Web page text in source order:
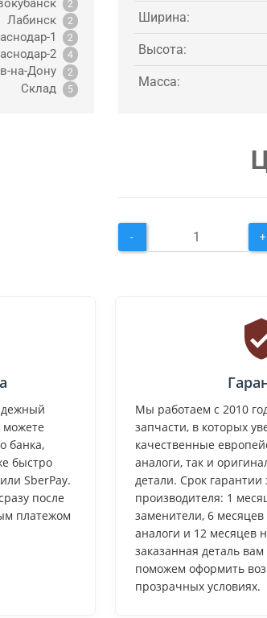
2
Лабинск 2
1 2
2 4
на-Дону 2
Склад 5
Ширина:
Высота:
Масса:
- +
банка,
быстро
SberPay.
после
платежом
Мы работаем с 2010
запчасти, в которых
качественные
аналоги, так и
детали. Срок гарантии
производителя: 1
заменители, 6
аналоги и 12 месяцев
заказанная деталь
поможем оформить
прозрачных условиях.